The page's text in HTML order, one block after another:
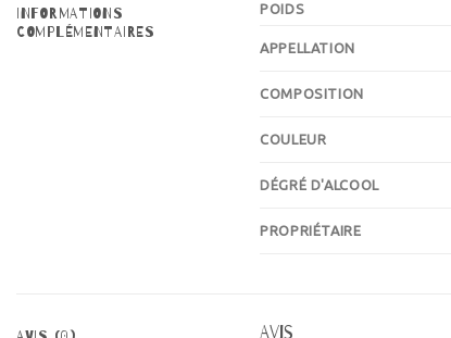
INFORMATIONS
COMPLÉMENTAIRES
POIDS
APPELLATION
COMPOSITION
COULEUR
DÉGRÉ D'ALCOOL
PROPRIÉTAIRE
Avis